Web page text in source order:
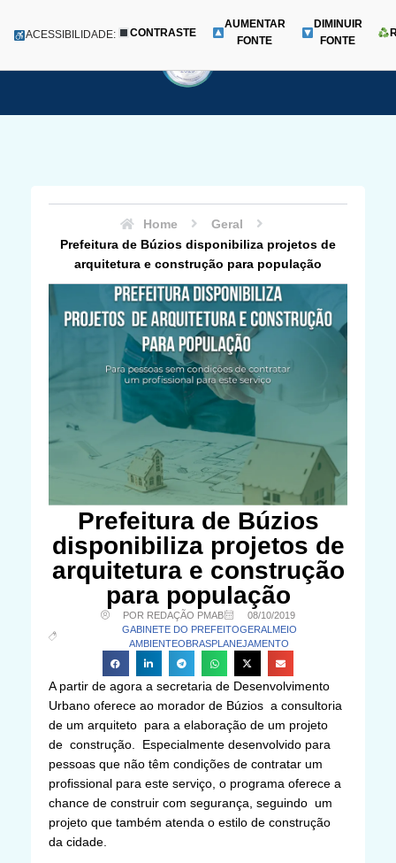
para
Menu
ACESSIBILIDADE: CONTRASTE
AUMENTAR
FONTE
DIMINUIR
FONTE
Home
Geral
Prefeitura de Búzios disponibiliza projetos de
arquitetura e construção para população
Prefeitura de Búzios
disponibiliza projetos de
arquitetura e construção
para população
POR REDAÇÃO PMAB
08/10/2019
GABINETE DO PREFEITOGERAL MEIO
AMBIENTEOBRASPLANEJAMENTO
A partir de agora a secretaria de Desenvolvimento
Urbano oferece ao morador de Búzios a consultoria
de um arquiteto para a elaboração de um projeto
de construção. Especialmente desenvolvido para
pessoas que não têm condições de contratar um
profissional para este serviço, o programa oferece a
chance de construir com segurança, seguindo um
projeto que também atenda o estilo de construção
da cidade.